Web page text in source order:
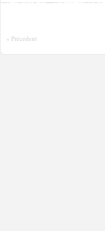
« Précedent